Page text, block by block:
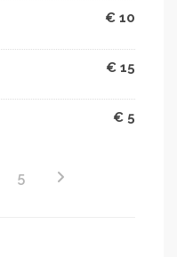
€ 10
€ 15
€ 5
5